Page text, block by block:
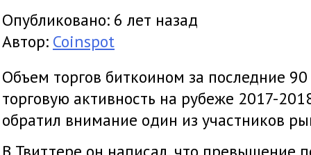
Опубликовано: 6 лет назад
Автор: Coinspot
Объем торгов биткоином за последние
торговую активность на рубеже 2017-
обратил внимание один из участников